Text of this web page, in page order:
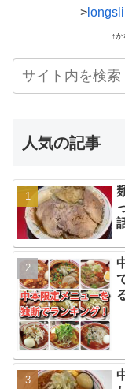
>
↑
人気の記事